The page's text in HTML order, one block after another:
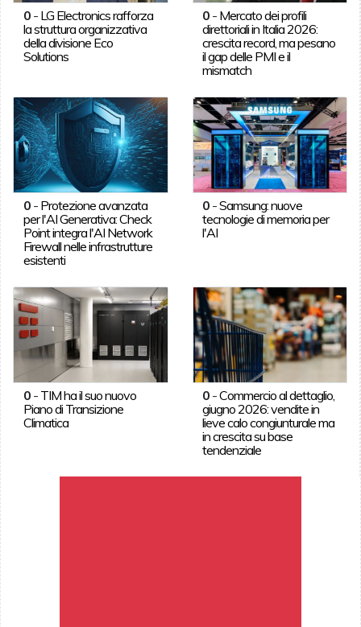
0- LG Electronics rafforza
la struttura organizzativa
della divisione Eco
Solutions
0 - Mercato dei profili
direttoriali in Italia 2026:
crescita record, ma pesano
il gap delle PMI e il
mismatch
0- Protezione avanzata
per l'AI Generativa: Check
Point integra l'AI Network
Firewall nelle infrastrutture
esistenti
0 -Samsung: nuove
tecnologie di memoria per
l'AI
0- TIM ha il suo nuovo
Piano di Transizione
Climatica
0 -Commercio al dettaglio,
giugno 2026: vendite in
lieve calo congiunturale ma
in crescita su base
tendenziale